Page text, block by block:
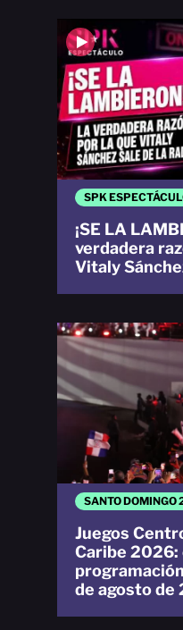
SANTO DOMINGO
Juegos
Caribe 2026:
de agosto de
SPK
¡SE LA
verdadera
Vitaly